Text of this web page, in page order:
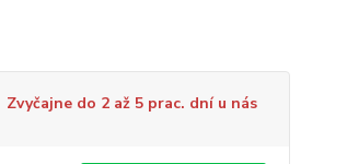
Zvyčajne do 2 až 5 prac. dní u nás